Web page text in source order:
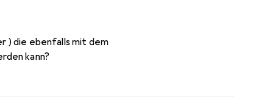
) die ebenfalls mit dem
kann?